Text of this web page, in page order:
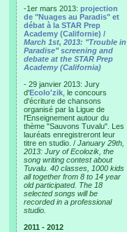
-1er mars 2013: projection
de "Nuages au Paradis" et
débat à la STAR Prep
Academy (Californie) /
March 1st, 2013: "Trouble in
Paradise" screening and
debate at the STAR Prep
Academy (California)
- 29 janvier 2013: Jury
d'Ecolo'zik , le concours
d'écriture de chansons
organisé par la Ligue de
l'Enseignement autour du
thème "Sauvons Tuvalu". Les
lauréats enregistreront leur
titre en studio. / January 29th,
2013: Jury of Ecolozik, the
song writing contest about
Tuvalu. 40 classes, 1000 kids
all together from 8 to 14 year
old participated. The 18
selected songs will be
recorded in a professional
studio.
2011 - 2012